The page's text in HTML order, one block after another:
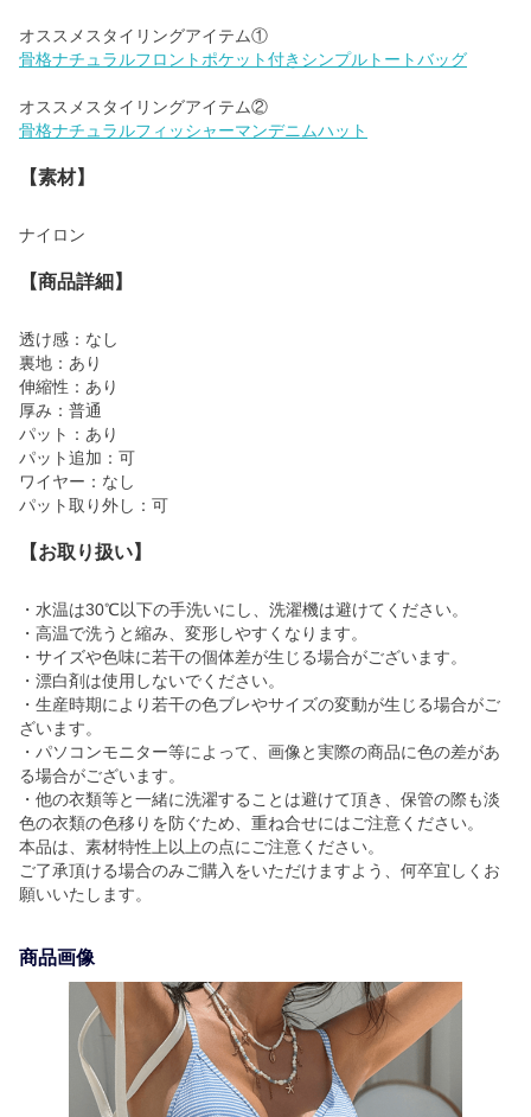
骨格ナチュラルフロントポケット付きシンプルトートバッグ
骨格ナチュラルフィッシャーマンデニムハット
【素材】
ナイロン
【商品詳細】
透け感：なし
裏地：あり
伸縮性：あり
厚み：普通
パット：あり
パット追加：可
ワイヤー：なし
パット取り外し：可
【お取り扱い】
・水温は30℃以下の手洗いにし、洗濯機は避けてください。
・高温で洗うと縮み、変形しやすくなります。
・サイズや色味に若干の個体差が生じる場合がございます。
・漂白剤は使用しないでください。
・生産時期により若干の色ブレやサイズの変動が生じる場合がご
ざいます。
・パソコンモニター等によって、画像と実際の商品に色の差があ
る場合がございます。
・他の衣類等と一緒に洗濯することは避けて頂き、保管の際も淡
色の衣類の色移りを防ぐため、重ね合せにはご注意ください。
本品は、素材特性上以上の点にご注意ください。
ご了承頂ける場合のみご購入をいただけますよう、何卒宜しくお
願いいたします。
商品画像